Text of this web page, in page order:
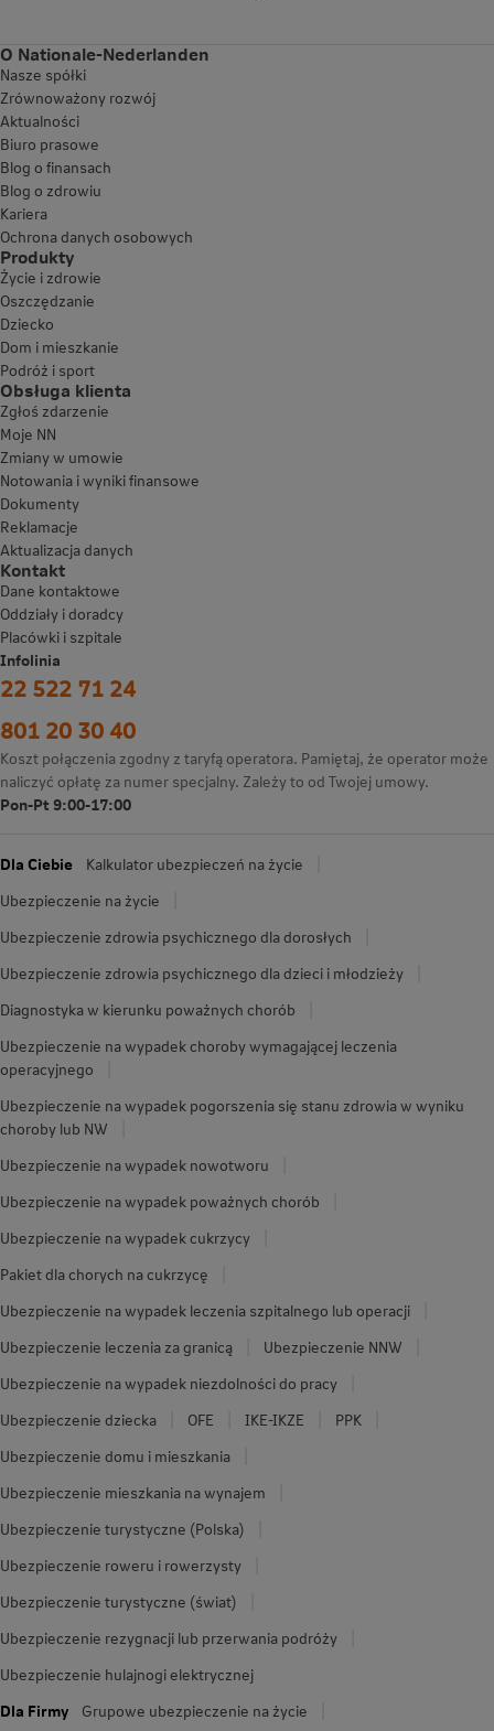
O Nationale-Nederlanden
Nasze spółki
Zrównoważony rozwój
Aktualności
Biuro prasowe
Blog o finansach
Blog o zdrowiu
Kariera
Ochrona danych osobowych
Produkty
Życie i zdrowie
Oszczędzanie
Dziecko
Dom i mieszkanie
Podróż i sport
Obsługa klienta
Zgłoś zdarzenie
Moje NN
Zmiany w umowie
Notowania i wyniki finansowe
Dokumenty
Reklamacje
Aktualizacja danych
Kontakt
Dane kontaktowe
Oddziały i doradcy
Placówki i szpitale
Infolinia
22 522 71 24
801 20 30 40
Koszt połączenia zgodny z taryfą operatora. Pamiętaj, że operator może
naliczyć opłatę za numer specjalny. Zależy to od Twojej umowy.
Pon-Pt 9:00-17:00
Dla Ciebie
Kalkulator ubezpieczeń na życie
Ubezpieczenie na życie
Ubezpieczenie zdrowia psychicznego dla dorosłych
Ubezpieczenie zdrowia psychicznego dla dzieci i młodzieży
Diagnostyka w kierunku poważnych chorób
Ubezpieczenie na wypadek choroby wymagającej leczenia
operacyjnego
Ubezpieczenie na wypadek pogorszenia się stanu zdrowia w wyniku
choroby lub NW
Ubezpieczenie na wypadek nowotworu
Ubezpieczenie na wypadek poważnych chorób
Ubezpieczenie na wypadek cukrzycy
Pakiet dla chorych na cukrzycę
Ubezpieczenie na wypadek leczenia szpitalnego lub operacji
Ubezpieczenie leczenia za granicą
Ubezpieczenie NNW
Ubezpieczenie na wypadek niezdolności do pracy
Ubezpieczenie dziecka
OFE IKE-IKZE
PPK
Ubezpieczenie domu i mieszkania
Ubezpieczenie mieszkania na wynajem
Ubezpieczenie turystyczne (Polska)
Ubezpieczenie roweru i rowerzysty
Ubezpieczenie turystyczne (świat)
Ubezpieczenie rezygnacji lub przerwania podróży
Ubezpieczenie hulajnogi elektrycznej
Dla Firmy
Grupowe ubezpieczenie na życie